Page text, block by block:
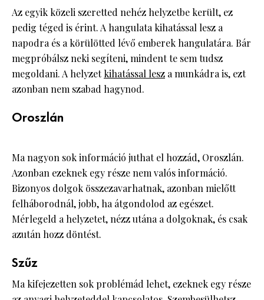
Az egyik közeli szeretted nehéz helyzetbe került, ez
pedig téged is érint. A hangulata kihatással lesz a
napodra és a körülötted lévő emberek hangulatára. Bár
megpróbálsz neki segíteni, mindent te sem tudsz
megoldani. A helyzetkihatással lesz a munkádra is, ezt
azonban nem szabad hagynod.
Oroszlán
Ma nagyon sok információ juthat el hozzád, Oroszlán.
Azonban ezeknek egy része nem valós információ.
Bizonyos dolgok összezavarhatnak, azonban mielőtt
felháborodnál, jobb, ha átgondolod az egészet.
Mérlegeld a helyzetet, nézz utána a dolgoknak, és csak
azután hozz döntést.
Szűz
Ma kifejezetten sok problémád lehet, ezeknek egy része